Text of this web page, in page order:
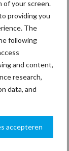
of your screen.
providing you
The
following
and content,
research,
data, and
accepteren
nieuws
mitsen en
toekomst”